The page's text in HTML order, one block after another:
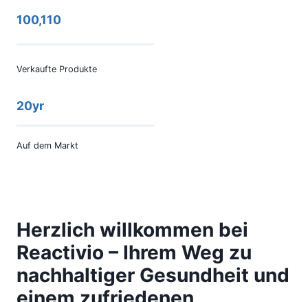
100,110
Verkaufte Produkte
20yr
Auf dem Markt
Herzlich willkommen bei
Reactivio – Ihrem Weg zu
nachhaltiger Gesundheit und